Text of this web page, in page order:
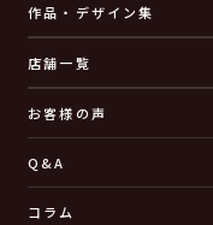
作品・デザイン集
店舗一覧
お客様の声
Q&A
コラム